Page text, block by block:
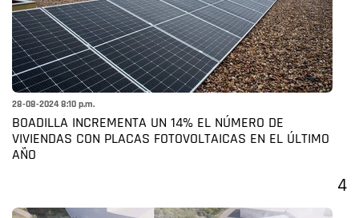
28-08-2024 8:10 p.m.
BOADILLA INCREMENTA UN 14% EL NÚMERO DE
VIVIENDAS CON PLACAS FOTOVOLTAICAS EN EL ÚLTIMO
AÑO
4